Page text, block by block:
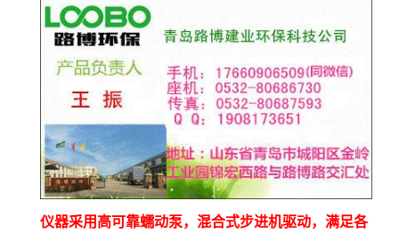
仪器采用高可靠蠕动泵，混合式步进机驱动，满足各